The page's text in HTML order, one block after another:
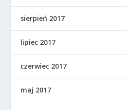
sierpień 2017
lipiec 2017
czerwiec 2017
maj 2017